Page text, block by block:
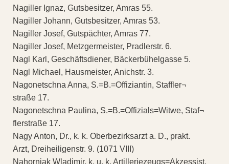
Nagiller Ignaz, Gutsbesitzer, Amras 55.
Nagiller Johann, Gutsbesitzer, Amras 53.
Nagiller Josef, Gutspächter, Amras 77.
Nagiller Josef, Metzgermeister, Pradlerstr. 6.
Nagl Karl, Geschäftsdiener, Bäckerbühelgasse 5.
Nagl Michael, Hausmeister, Anichstr. 3.
Nagonetschna Anna, S.=B.=Offiziantin, Staffler¬
straße 17.
Nagonetschna Paulina, S.=B.=Offizials=Witwe, Staf¬
flerstraße 17.
Nagy Anton, Dr., k. k. Oberbezirksarzt a. D., prakt.
Arzt, Dreiheiligenstr. 9. (1071 VIII)
Nahorniak Wladimir, k. u. k. Artilleriezeugs=Akzessist,